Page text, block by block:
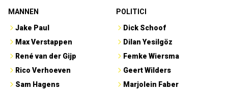
MANNEN
Jake Paul
Max Verstappen
René van der Gijp
Rico Verhoeven
Sam Hagens
POLITICI
Dick Schoof
Dilan Yesilgöz
Femke Wiersma
Geert Wilders
Marjolein Faber